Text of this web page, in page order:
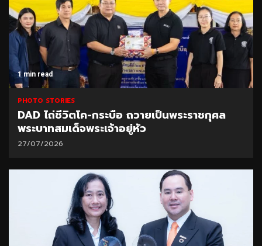
1 min read
PHOTO STORIES
DAD ไถ่ชีวิตโค-กระบือ ถวายเป็นพระราชกุศล
พระบาทสมเด็จพระเจ้าอยู่หัว
27/07/2026